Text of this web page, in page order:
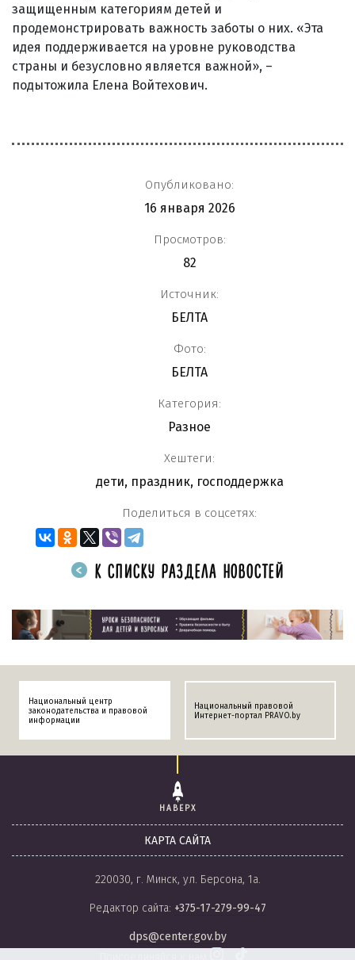
защищенным категориям детей и
продемонстрировать важность заботы о них. «Эта
идея поддерживается на уровне руководства
страны и безусловно является важной», –
подытожила Елена Войтехович.
Опубликовано:
16 января 2026
Просмотров:
82
Источник:
БЕЛТА
Фото:
БЕЛТА
Категория:
Разное
Хештеги:
дети, праздник, господдержка
Поделиться в соцсетях:
К СПИСКУ РАЗДЕЛА НОВОСТЕЙ
Национальный центр
законодательства и правовой
информации
Национальный правовой
Интернет-портал PRAVO.by
НАВЕРХ
КАРТА САЙТА
220030, г. Минск, ул. Берсона, 1а.
Редактор сайта: +375-17-279-99-47
dps@center.gov.by